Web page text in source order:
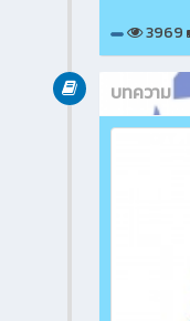
3969
บทความ